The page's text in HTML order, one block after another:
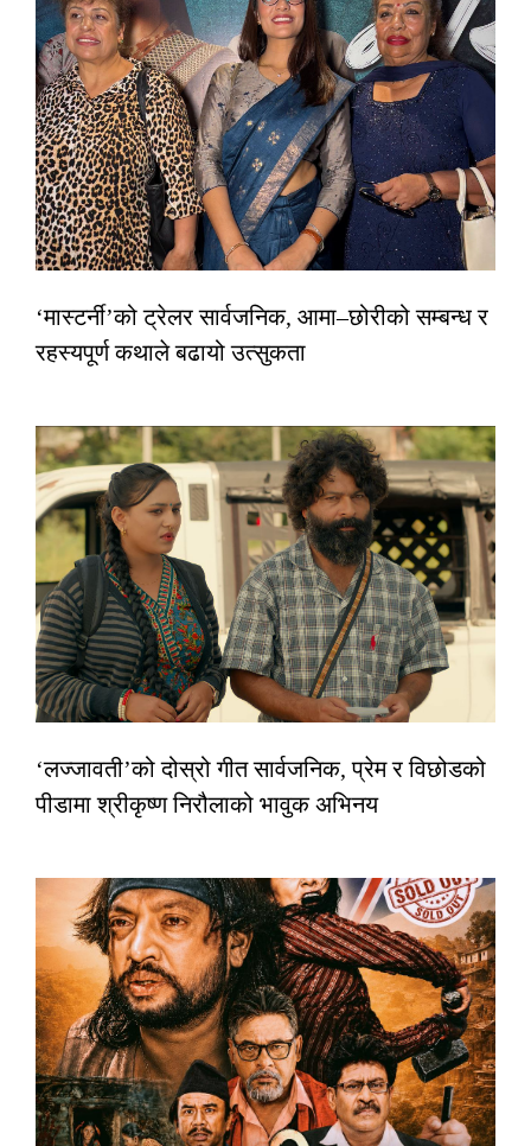
‘मास्टर्नी’को ट्रेलर सार्वजनिक, आमा–छोरीको सम्बन्ध र
रहस्यपूर्ण कथाले बढायो उत्सुकता
‘लज्जावती’को दोस्रो गीत सार्वजनिक, प्रेम र विछोडको
पीडामा श्रीकृष्ण निरौलाको भावुक अभिनय